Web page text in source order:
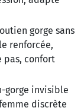
gorge sans
renforcée,
pas, confort
gorge invisible
discrète